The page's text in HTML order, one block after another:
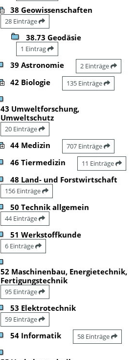
38 Geowissenschaften
28 Einträge
38.73 Geodäsie
1 Eintrag
39 Astronomie 2 Einträge
42 Biologie 135 Einträge
43 Umweltforschung,
Umweltschutz
20 Einträge
44 Medizin 707 Einträge
46 Tiermedizin 11 Einträge
48 Land- und Forstwirtschaft
156 Einträge
50 Technik allgemein
44 Einträge
51 Werkstoffkunde
6 Einträge
52 Maschinenbau, Energietechnik,
Fertigungstechnik
95 Einträge
53 Elektrotechnik
59 Einträge
54 Informatik 58 Einträge